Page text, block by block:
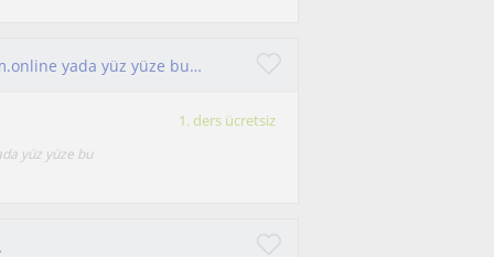
Arapça . Mısır el Ezher üniversitesi mezunuyum.online yada yüz yüze bu dili öğretirim
1. ders ücretsiz
yüz yüze bu